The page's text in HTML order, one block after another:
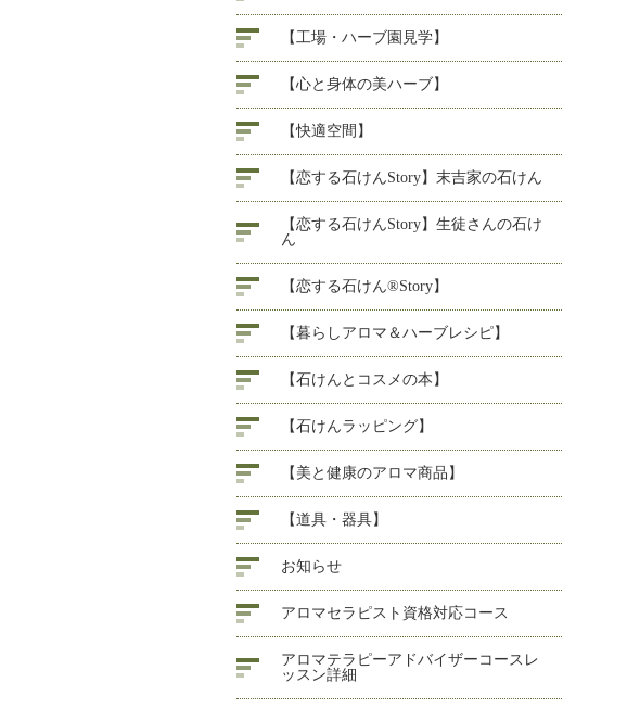
【工場・ハーブ園見学】
【心と身体の美ハーブ】
【快適空間】
【恋する石けんStory】末吉家の石けん
【恋する石けんStory】生徒さんの石け
ん
【恋する石けん®Story】
【暮らしアロマ＆ハーブレシピ】
【石けんとコスメの本】
【石けんラッピング】
【美と健康のアロマ商品】
【道具・器具】
お知らせ
アロマセラピスト資格対応コース
アロマテラピーアドバイザーコースレ
ッスン詳細